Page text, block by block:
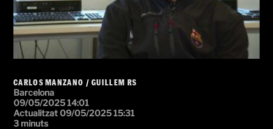
CARLOS MANZANO /GUILLEM RS
Barcelona
09/05/2025 14:01
Actualitzat 09/05/2025 15:31
3 minuts